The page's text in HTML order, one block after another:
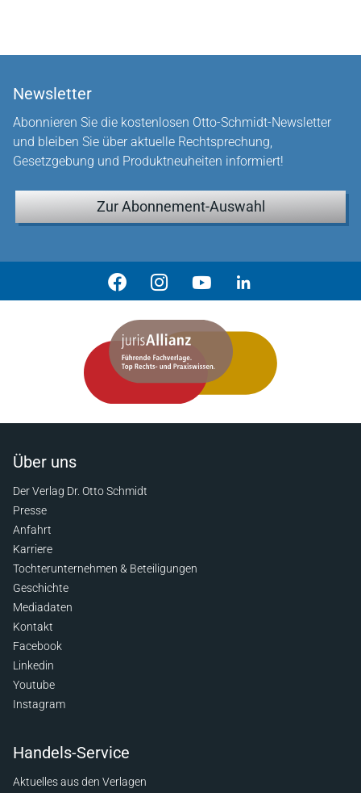
Newsletter
Abonnieren Sie die kostenlosen Otto-Schmidt-Newsletter
und bleiben Sie über aktuelle Rechtsprechung,
Gesetzgebung und Produktneuheiten informiert!
Zur Abonnement-Auswahl
Über uns
Der Verlag Dr. Otto Schmidt
Presse
Anfahrt
Karriere
Tochterunternehmen & Beteiligungen
Geschichte
Mediadaten
Kontakt
Facebook
Linkedin
Youtube
Instagram
Handels-Service
Aktuelles aus den Verlagen